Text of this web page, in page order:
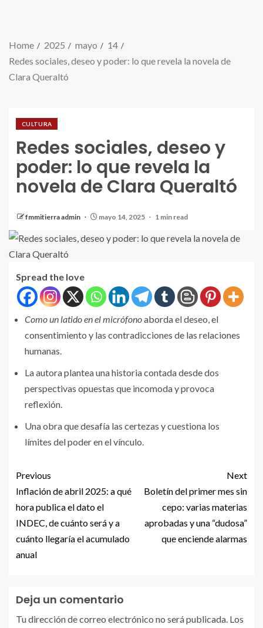
Home 2025 mayo
14
Redes sociales, deseo y poder: lo que revela la novela de
Clara Queraltó
CULTURA
Redes sociales, deseo y
poder: lo que revela la
novela de Clara Queraltó
fmmitierra admin mayo 14, 2025 1 min read
Spread the love
Como un latido en el micrófonoaborda el deseo, el
consentimiento y las contradicciones de las relaciones
humanas.
La autora plantea una historia contada desde dos
perspectivas opuestas que incomoda y provoca
reflexión.
Una obra que desafía las certezas y cuestiona los
límites del poder en el vínculo.
Previous
Inflación de abril 2025: a qué
hora publica el dato el
INDEC, de cuánto será y a
cuánto llegaría el acumulado
anual
Next
Boletín del primer mes sin
cepo: varias materias
aprobadas y una “dudosa”
que enciende alarmas
Deja un comentario
Tu dirección de correo electrónico no será publicada. Los